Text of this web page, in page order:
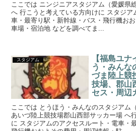
ここでは ニンジニアスタジアム（愛媛県
へ 行こうと考えている方向けに スタジア
車・最寄り駅・新幹線・バス・飛行機お
車場・宿泊地 などを調べてま...
スタジアム
【福島ユ
う・みんな
づま陸上競
技場、郡山
セス・周辺
ここでは とうほう・みんなのスタジアム
あいづ陸上競技場郡山西部サッカー場 へ
に スタジアムのアクセスルート・電車・